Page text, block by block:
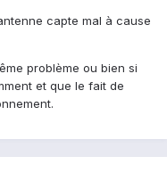
capte mal à cause
problème ou bien si
et que le fait de